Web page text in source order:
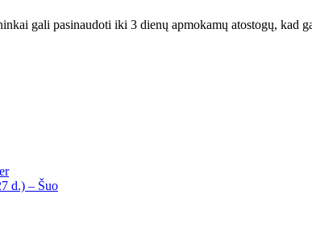
gali pasinaudoti iki 3 dienų apmokamų atostogų,
d.) – Šuo